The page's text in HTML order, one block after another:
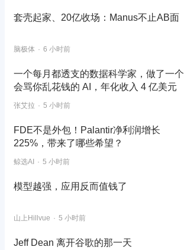
套壳起家、20亿收场：Manus不止AB面
脑极体 6 小时前
一个每月都透支的数据科学家，做了一个
会骂你乱花钱的 AI，年化收入 4 亿美元
张艾拉 5 小时前
FDE不是外包！Palantir净利润增长
225%，带来了哪些希望？
鲸选AI 5 小时前
模型越强，应用反而值钱了
山上Hillvue 5 小时前
Jeff Dean 离开谷歌的那一天